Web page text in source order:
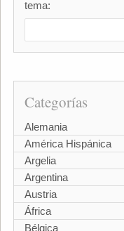
tema:
Categorías
Alemania
América Hispánica
Argelia
Argentina
Austria
África
Bélgica